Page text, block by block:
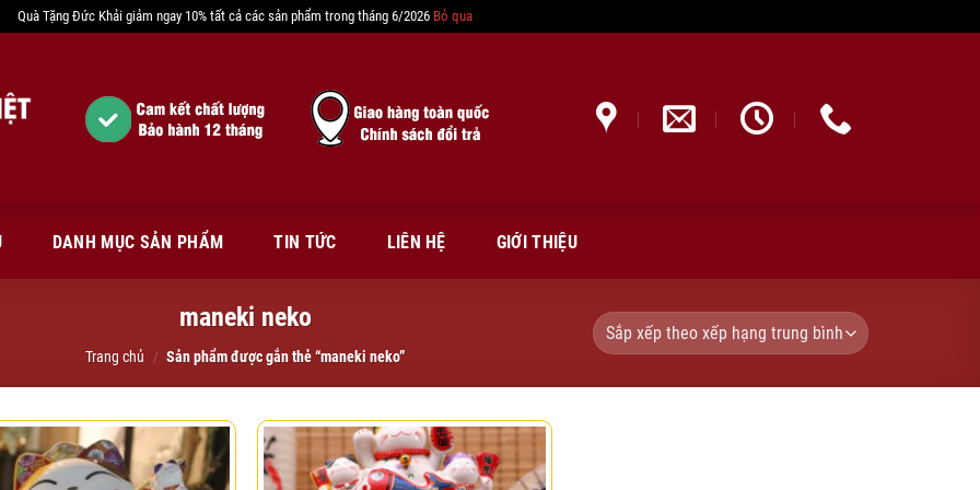
Quà Tặng Đức Khải giảm ngay 10% tất cả các sản phẩm trong tháng 6/2026 Bỏ qua
DANH MỤC SẢN PHẨM TIN TỨC LIÊN HỆ GIỚI THIỆU
maneki neko
Trang chủ / Sản phẩm được gắn thẻ “maneki neko”